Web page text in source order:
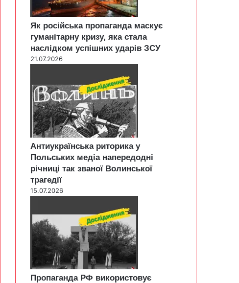
Як російська пропаганда маскує
гуманітарну кризу, яка стала
наслідком успішних ударів ЗСУ
21.07.2026
Антиукраїнська риторика у
Польських медіа напередодні
річниці так званої Волинської
трагедії
15.07.2026
Пропаганда РФ використовує